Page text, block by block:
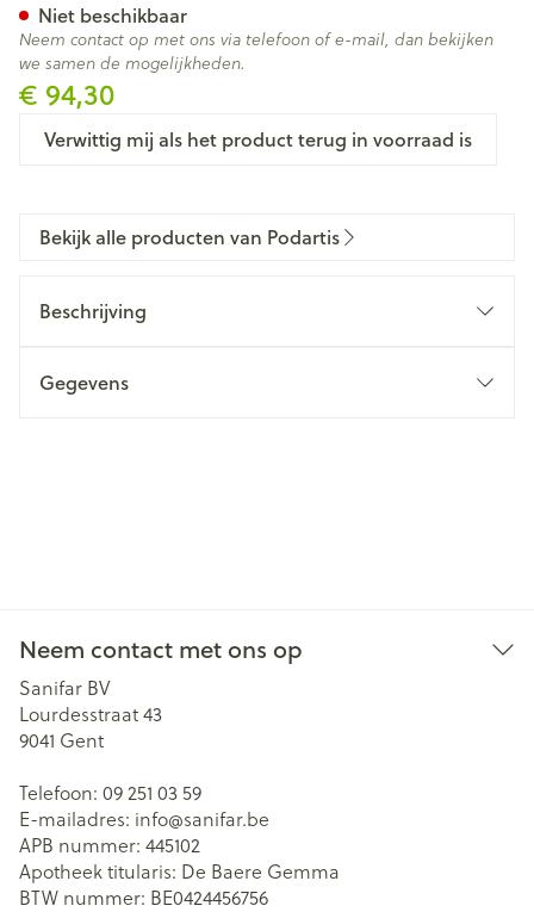
€ 94,30
Verwittig mij als het product terug in voorraad is
Niet beschikbaar
Neem contact op met ons via telefoon of e-mail, dan bekijken
we samen de mogelijkheden.
Bekijk alle producten van Podartis
Beschrijving
Gegevens
Neem contact met ons op
Sanifar BV
Lourdesstraat 43
9041 Gent
Telefoon: 09 251 03 59
E-mailadres: info@sanifar.be
APB nummer: 445102
Apotheek titularis: De Baere Gemma
BTW nummer: BE0424456756